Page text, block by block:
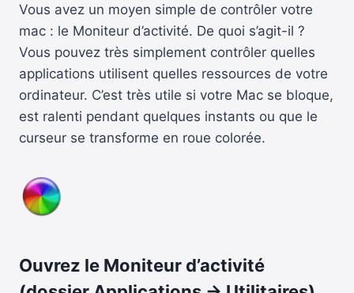
Vous avez un moyen simple de contrôler votre
mac : le Moniteur d’activité. De quoi s’agit-il ?
Vous pouvez très simplement contrôler quelles
applications utilisent quelles ressources de votre
ordinateur. C’est très utile si votre Mac se bloque,
est ralenti pendant quelques instants ou que le
curseur se transforme en roue colorée.
Ouvrez le Moniteur d’activité